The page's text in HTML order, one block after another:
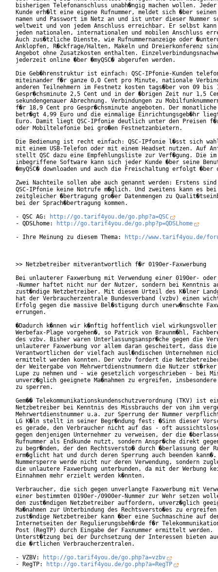
bisherigen Telefonanschluss unabh�ngig machen wollen. Jeder
Kunde erh�lt eine eigene Rufnummer, meldet sich �ber
namen und Passwort im Netz an und ist unter dieser Nummer
weltweit und von jedem Anschluss erreichbar. Er selbst
jeden nationalen, internationalen und mobilen Anschluss
Auch zus�tzliche Dienste, wie Rufnummernanzeige oder
Anklopfen, R�ckfrage/Halten, Makeln und Dreierkonferenz
Angebot ohne Zusatzkosten enthalten.
jederzeit online �ber �myQSC� abgerufen werden.
Die Geb�hrenstruktur ist einfach: QSC-IPfonie-Kunden
miteinander f�r ganze 0,0 Cent pro Minute, nationale
anderen Teilnehmern im Festnetz kosten tags�ber von 09 bis
Gespr�chsminute 2,5 Cent und in der �brigen Zeit nur 1,5
sekundengenauer Abrechnung. Verbindungen zu
f�r 18,9 Cent pro Gespr�chsminute angeboten. Der
betr�gt 4,99 Euro und die einmalige Einrichtungsgeb�hr
Euro. Damit liegt QSC-IPfonie deutlich unter den Preisen
oder Mobiltelefonie bei gro�en Festnetzanbietern.
Die Bedienung ist recht einfach: QSC-IPfonie l�sst sich
mit einem USB-Telefon oder mit einem Headset nutzen. Auf
stellt QSC dazu eine Empfehlungsliste zur Verf�gung. Die
inbegriffene Software kann sich jeder Kunde �ber seine
�myQSC� downloaden und auch die Freischaltung erfolgt �ber
Zwei Nachteile sollen abe auch genannt werden: Erstens
QSC-IPfonie keine Notrufe m�glich. Und zweitens kann es bei
zeitgleicher �bertragung gro�er Datenmengen zu
bei der Sprach�bertragung kommen.
- QSC AG:
http://go.tarif4you.de/go.php?a=QSC
- QDSLhome:
http://go.tarif4you.de/go.php?p=QDSLhome
- Ihre Meinung zu diesem Thema:
http://www.tarif4you.de/
>> Netzbetreiber mitverantwortlich f�r 0190er-Faxwerbung
Bei unlauterer Faxwerbung mit Verwendung einer 0190er-
-Nummer haftet nicht nur der Nutzer, sondern bei Kenntnis
zust�ndige Netzbetreiber. Mit diesem Urteil des K�lner
hat der Verbraucherzentrale Bundesverband (vzbv) einen
Erfolg gegen die massive Bel�stigung durch unerw�nschte
errungen.
�Dadurch k�nnen wir k�nftig hoffentlich viel wirkungsvoller
Werbefax-Plage vorgehen�, so Patrick von Braunm�hl,
des vzbv. Bisher waren Unterlassungsanspr�che gegen die
unlauterer Faxwerbung vor allem daran gescheitert, dass die
Verantwortlichen der vielfach ausl�ndischen Unternehmen
ermittelt werden konnten. Der vzbv fordert die
der Weitergabe von Mehrwertdienstnummern die Nutzer
Lupe zu nehmen und - wie gesetzlich vorgeschrieben - bei
unverz�glich geeignete Ma�nahmen zu ergreifen, insbesondere
zu sperren.
Gem�� Telekommunikationskundenschutzverordnung (TKV) ist
Netzbetreiber bei Kenntnis des Missbrauchs der von ihm
Mehrwertdienstnummer u.a. zur Sperrung der Nummer
LG K�ln stellt in seiner Begr�ndung fest: �Sinn dieser
es gerade, den Verbraucher nicht auf das - oft
gegen denjenigen Unternehmer zu verweisen, der die
Rufnummer als Endkunde nutzt, sondern Anspr�che direkt
zu begr�nden, der den Rechtsversto� durch �berlassung der
erm�glicht hat und durch deren Sperrung auch beenden
Nummersperre werde nicht nur deren Verwendung, sondern
die unlautere Faxwerbung unterbunden, da mit der Werbung
Einnahmen mehr erzielt werden k�nnten.
Verbraucher, die sich gegen unverlangte Faxwerbung mit
einer bestimmten 0190er-/0900er-Nummer zur Wehr setzen
den zust�ndigen Netzbetreiber auffordern, unverz�glich
Ma�nahmen zur Unterbindung des Rechtsversto�es zu
zust�ndige Netzbetreiber kann �ber eine Suchmaschine auf
Internetseiten der Regulierungsbeh�rde f�r
Post (RegTP) durch Eingabe der Faxnummer ermittelt werden.
Unterst�tzung bei der Durchsetzung der Interessen bieten
die �rtlichen Verbraucherzentralen.
- VZBV:
http://go.tarif4you.de/go.php?a=vzbv
- RegTP:
http://go.tarif4you.de/go.php?a=RegTP